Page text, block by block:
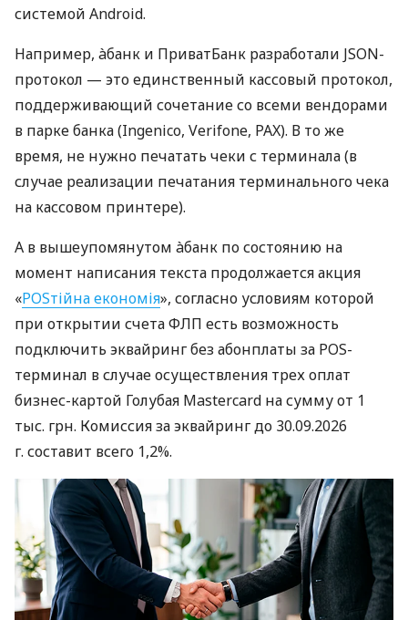
системой Android.
Например, àбанк и ПриватБанк разработали JSON-
протокол — это единственный кассовый протокол,
поддерживающий сочетание со всеми вендорами
в парке банка (Ingenico, Verifone, PAX). В то же
время, не нужно печатать чеки с терминала (в
случае реализации печатания терминального чека
на кассовом принтере).
А в вышеупомянутом àбанк по состоянию на
момент написания текста продолжается акция
«POSтійна економія», согласно условиям которой
при открытии счета ФЛП есть возможность
подключить эквайринг без абонплаты за POS-
терминал в случае осуществления трех оплат
бизнес-картой Голубая Mastercard на сумму от 1
тыс. грн. Комиссия за эквайринг до 30.09.2026
г. составит всего 1,2%.